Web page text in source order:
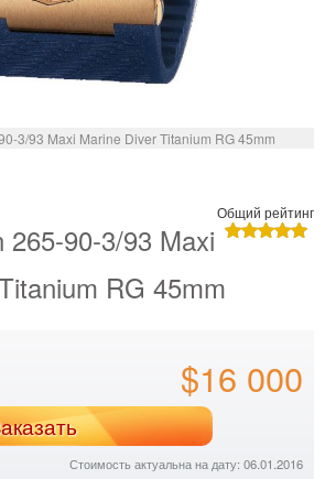
3/93 Maxi Marine Diver Titanium RG 45mm
Общий рейтинг
265-90-3/93 Maxi
RG 45mm
$16 000
Стоимость актуальна на дату: 06.01.2016